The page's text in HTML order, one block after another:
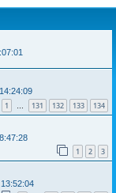
1 … 131 132 133 134
1 2 3